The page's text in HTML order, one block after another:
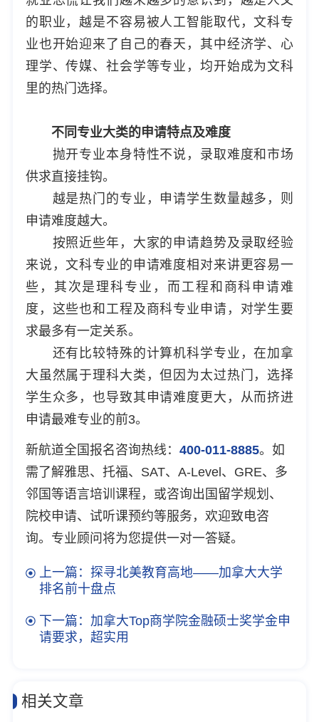
的职业，越是不容易被人工智能取代，文科专
业也开始迎来了自己的春天，其中经济学、心
理学、传媒、社会学等专业，均开始成为文科
里的热门选择。
不同专业大类的申请特点及难度
抛开专业本身特性不说，录取难度和市场
供求直接挂钩。
越是热门的专业，申请学生数量越多，则
申请难度越大。
按照近些年，大家的申请趋势及录取经验
来说，文科专业的申请难度相对来讲更容易一
些，其次是理科专业，而工程和商科申请难
度，这些也和工程及商科专业申请，对学生要
求最多有一定关系。
还有比较特殊的计算机科学专业，在加拿
大虽然属于理科大类，但因为太过热门，选择
学生众多，也导致其申请难度更大，从而挤进
申请最难专业的前3。
新航道全国报名咨询热线： 400-011-8885。如
需了解雅思、托福、SAT、A-Level、GRE、多
邻国等语言培训课程，或咨询出国留学规划、
院校申请、试听课预约等服务，欢迎致电咨
询。专业顾问将为您提供一对一答疑。
上一篇：探寻北美教育高地——加拿大大学
排名前十盘点
下一篇：加拿大Top商学院金融硕士奖学金申
请要求，超实用
相关文章